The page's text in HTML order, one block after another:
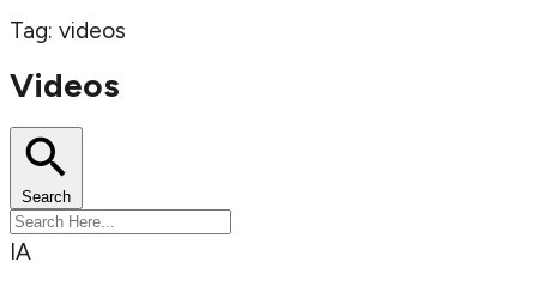
Tag: videos
Videos
Search
IA